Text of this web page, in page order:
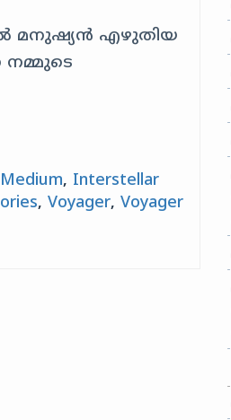
മനുഷ്യൻ എഴുതിയ
നമ്മുടെ
, Interstellar
,Voyager,Voyager